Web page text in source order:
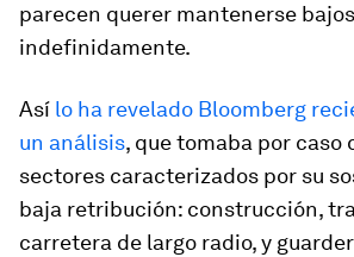
parecen querer mantenerse bajos
indefinidamente.
Así lo ha revelado Bloomberg
un análisis, que tomaba por caso
sectores caracterizados por su
baja retribución: construcción,
carretera de largo radio, y